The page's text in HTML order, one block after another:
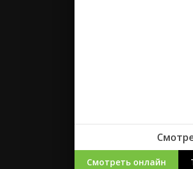
Смотреть онлайн